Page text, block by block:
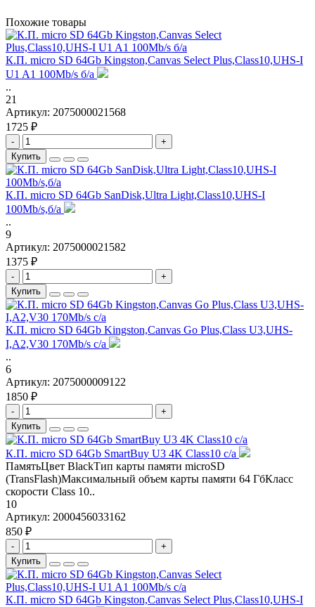
Похожие товары
К.П. micro SD 64Gb Kingston,Canvas Select Plus,Class10,UHS-I
U1 A1 100Mb/s б/а
..
21
Артикул: 2075000021568
1725 ₽
-
+
Купить
К.П. micro SD 64Gb SanDisk,Ultra Light,Class10,UHS-I
100Mb/s,б/а
..
9
Артикул: 2075000021582
1375 ₽
-
+
Купить
К.П. micro SD 64Gb Kingston,Canvas Go Plus,Class U3,UHS-
I,A2,V30 170Mb/s с/а
..
6
Артикул: 2075000009122
1850 ₽
-
+
Купить
К.П. micro SD 64Gb SmartBuy U3 4K Class10 с/а
ПамятьЦвет BlackТип карты памяти microSD
(TransFlash)Максимальный объем карты памяти 64 ГбКласс
скорости Class 10..
10
Артикул: 2000456033162
850 ₽
-
+
Купить
К.П. micro SD 64Gb Kingston,Canvas Select Plus,Class10,UHS-I